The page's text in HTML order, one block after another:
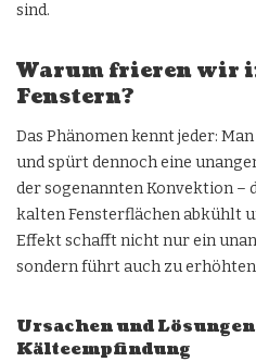
sind.
Warum frieren wir
Fenstern?
Das Phänomen kennt jeder:
und spürt dennoch eine
der sogenannten Konvektion –
kalten Fensterflächen abkühlt
Effekt schafft nicht nur ein
sondern führt auch zu
Ursachen und
Kälteempfindung